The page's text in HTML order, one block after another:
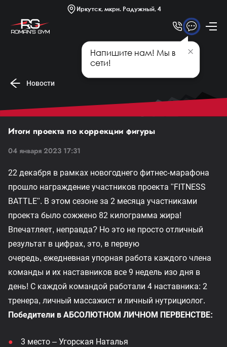
Иркутск, мкрн. Радужный, 4
Платные секции
Статьи
Афиша
Напишите нам! Мы в
сети!
Новости
Итоги проекта по коррекции фигуры
04 января 2023 17:31
22 декабря в рамках новогоднего фитнес-марафона
прошло награждение участников проекта "FITNESS
BATTLE". В этом сезоне за 2 месяца участниками
проекта было сожжено 82 килограмма жира!
Впечатляет, неправда? Но это не просто отличный
результат в цифрах, это, в первую
очередь, ежедневная упорная работа каждого члена
команды и их наставников все 9 недель изо дня в
день! С каждой командой работали 4 наставника: 2
тренера, личный массажист и личный нутрициолог.
Победители в АБСОЛЮТНОМ ЛИЧНОМ ПЕРВЕНСТВЕ:
3 место – Угорская Наталья